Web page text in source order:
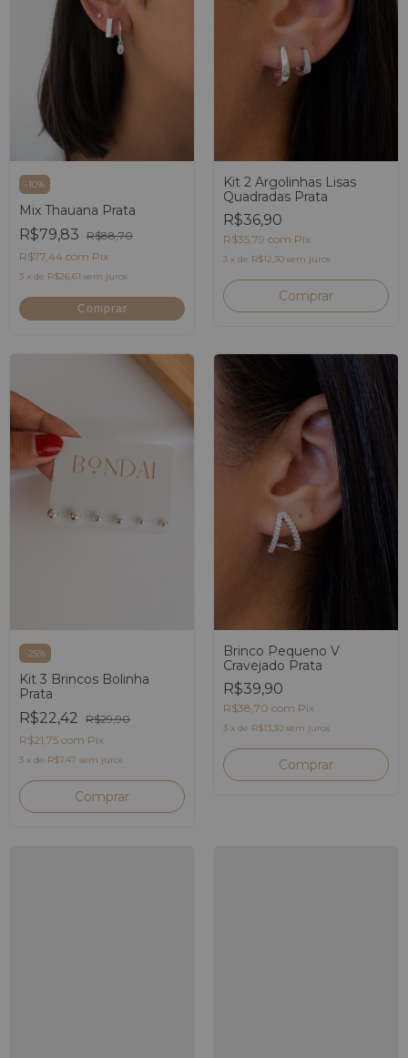
-10%
Mix Thauana Prata
R$79,83 R$88,70
R$77,44 com Pix
3 x de R$26,61 sem juros
Comprar
Kit 2 Argolinhas Lisas
Quadradas Prata
R$36,90
R$35,79 com Pix
3 x de R$12,30 sem juros
-25%
Kit 3 Brincos Bolinha
Prata
R$22,42 R$29,90
R$21,75 com Pix
3 x de R$7,47 sem juros
Brinco Pequeno V
Cravejado Prata
R$39,90
R$38,70 com Pix
3 x de R$13,30 sem juros